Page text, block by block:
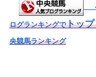
ログランキングでトッ
央競馬ランキング